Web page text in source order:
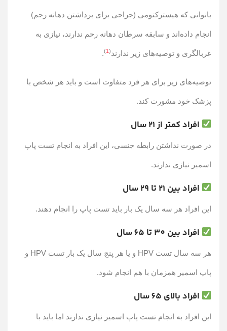
بانوانی که هیسترکتومی (جراحی برای برداشتن دهانه رحم)
انجام داده‌اند و سابقه سرطان دهانه رحم ندارند، نیازی به
غربالگری و توصیه‌های زیر ندارند(
1
)
.
توصیه‌های زیر برای هر فرد متفاوت است و باید هر شخص با
پزشک خود مشورت کند.
افراد کمتر از 21 سال
در صورت نداشتن رابطه جنسی، این افراد به انجام تست پاپ
اسمیر نیازی ندارند.
افراد بین 21 تا 29 سال
این افراد هر سه سال یک بار باید تست پاپ را انجام دهند.
افراد بین 30 تا 65 سال
هر سه سال تست HPV و یا هر پنج سال یک بار تست HPV و
پاپ اسمیر همزمان با هم انجام شود.
افراد بالای 65 سال
این افراد به انجام تست پاپ اسمیر نیازی ندارند اما باید با